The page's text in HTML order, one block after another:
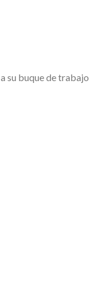
su buque de trabajo